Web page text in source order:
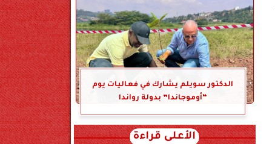
الدكتور سويلم يشارك في فعاليات يوم
“أوموجاندا” بدولة رواندا
الأعلى قراءة